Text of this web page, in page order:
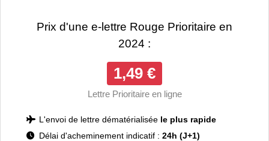
Prix d'une e-lettre Rouge Prioritaire en
2024 :
1,49 €
Lettre Prioritaire en ligne
L'envoi de lettre dématérialisée le plus rapide
Délai d'acheminement indicatif : 24h (J+1)